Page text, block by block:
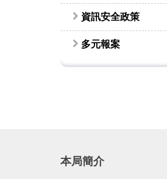
資訊安全政策
多元報案
本局簡介